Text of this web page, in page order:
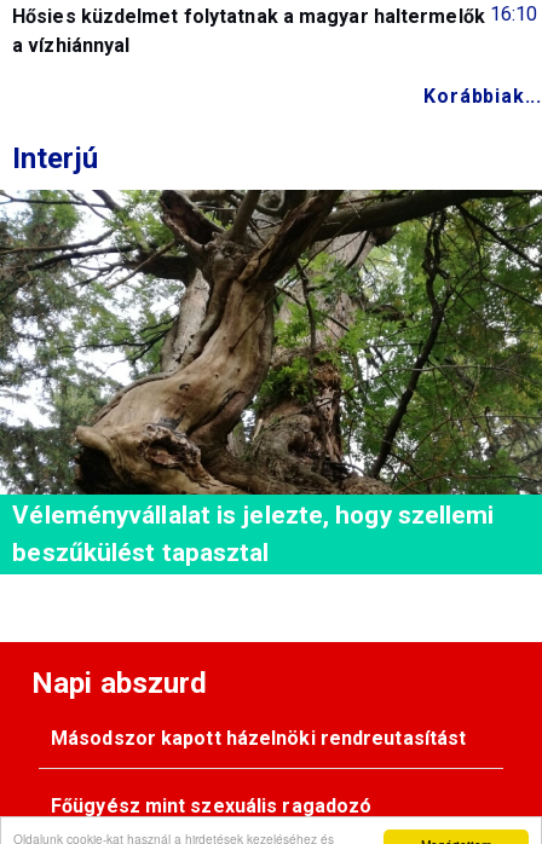
Oldalunk cookie-kat használ a hirdetések kezeléséhez és
16:10
Hősies küzdelmet folytatnak a magyar haltermelők
a vízhiánnyal
Korábbiak...
Interjú
Véleményvállalat is jelezte, hogy szellemi
beszűkülést tapasztal
Napi abszurd
Másodszor kapott házelnöki rendreutasítást
Főügyész mint szexuális ragadozó